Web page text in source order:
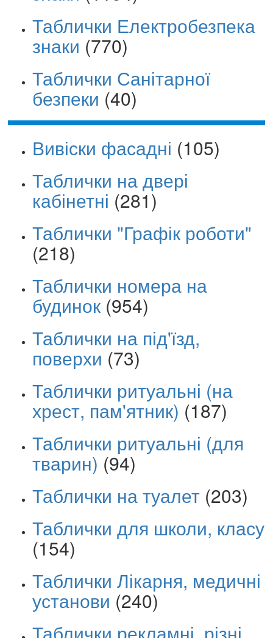
Таблички Електробезпека
знаки (770)
Таблички Санітарної
безпеки (40)
Вивіски фасадні (105)
Таблички на двері
кабінетні (281)
Таблички "Графік роботи"
(218)
Таблички номера на
будинок (954)
Таблички на під'їзд,
поверхи (73)
Таблички ритуальні (на
хрест, пам'ятник) (187)
Таблички ритуальні (для
тварин) (94)
Таблички на туалет (203)
Таблички для школи, класу
(154)
Таблички Лікарня, медичні
установи (240)
Таблички рекламні, різні